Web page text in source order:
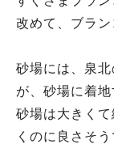
改めて、ブラン
砂場には、泉
が、砂場に着
砂場は大きく
くのに良さそう